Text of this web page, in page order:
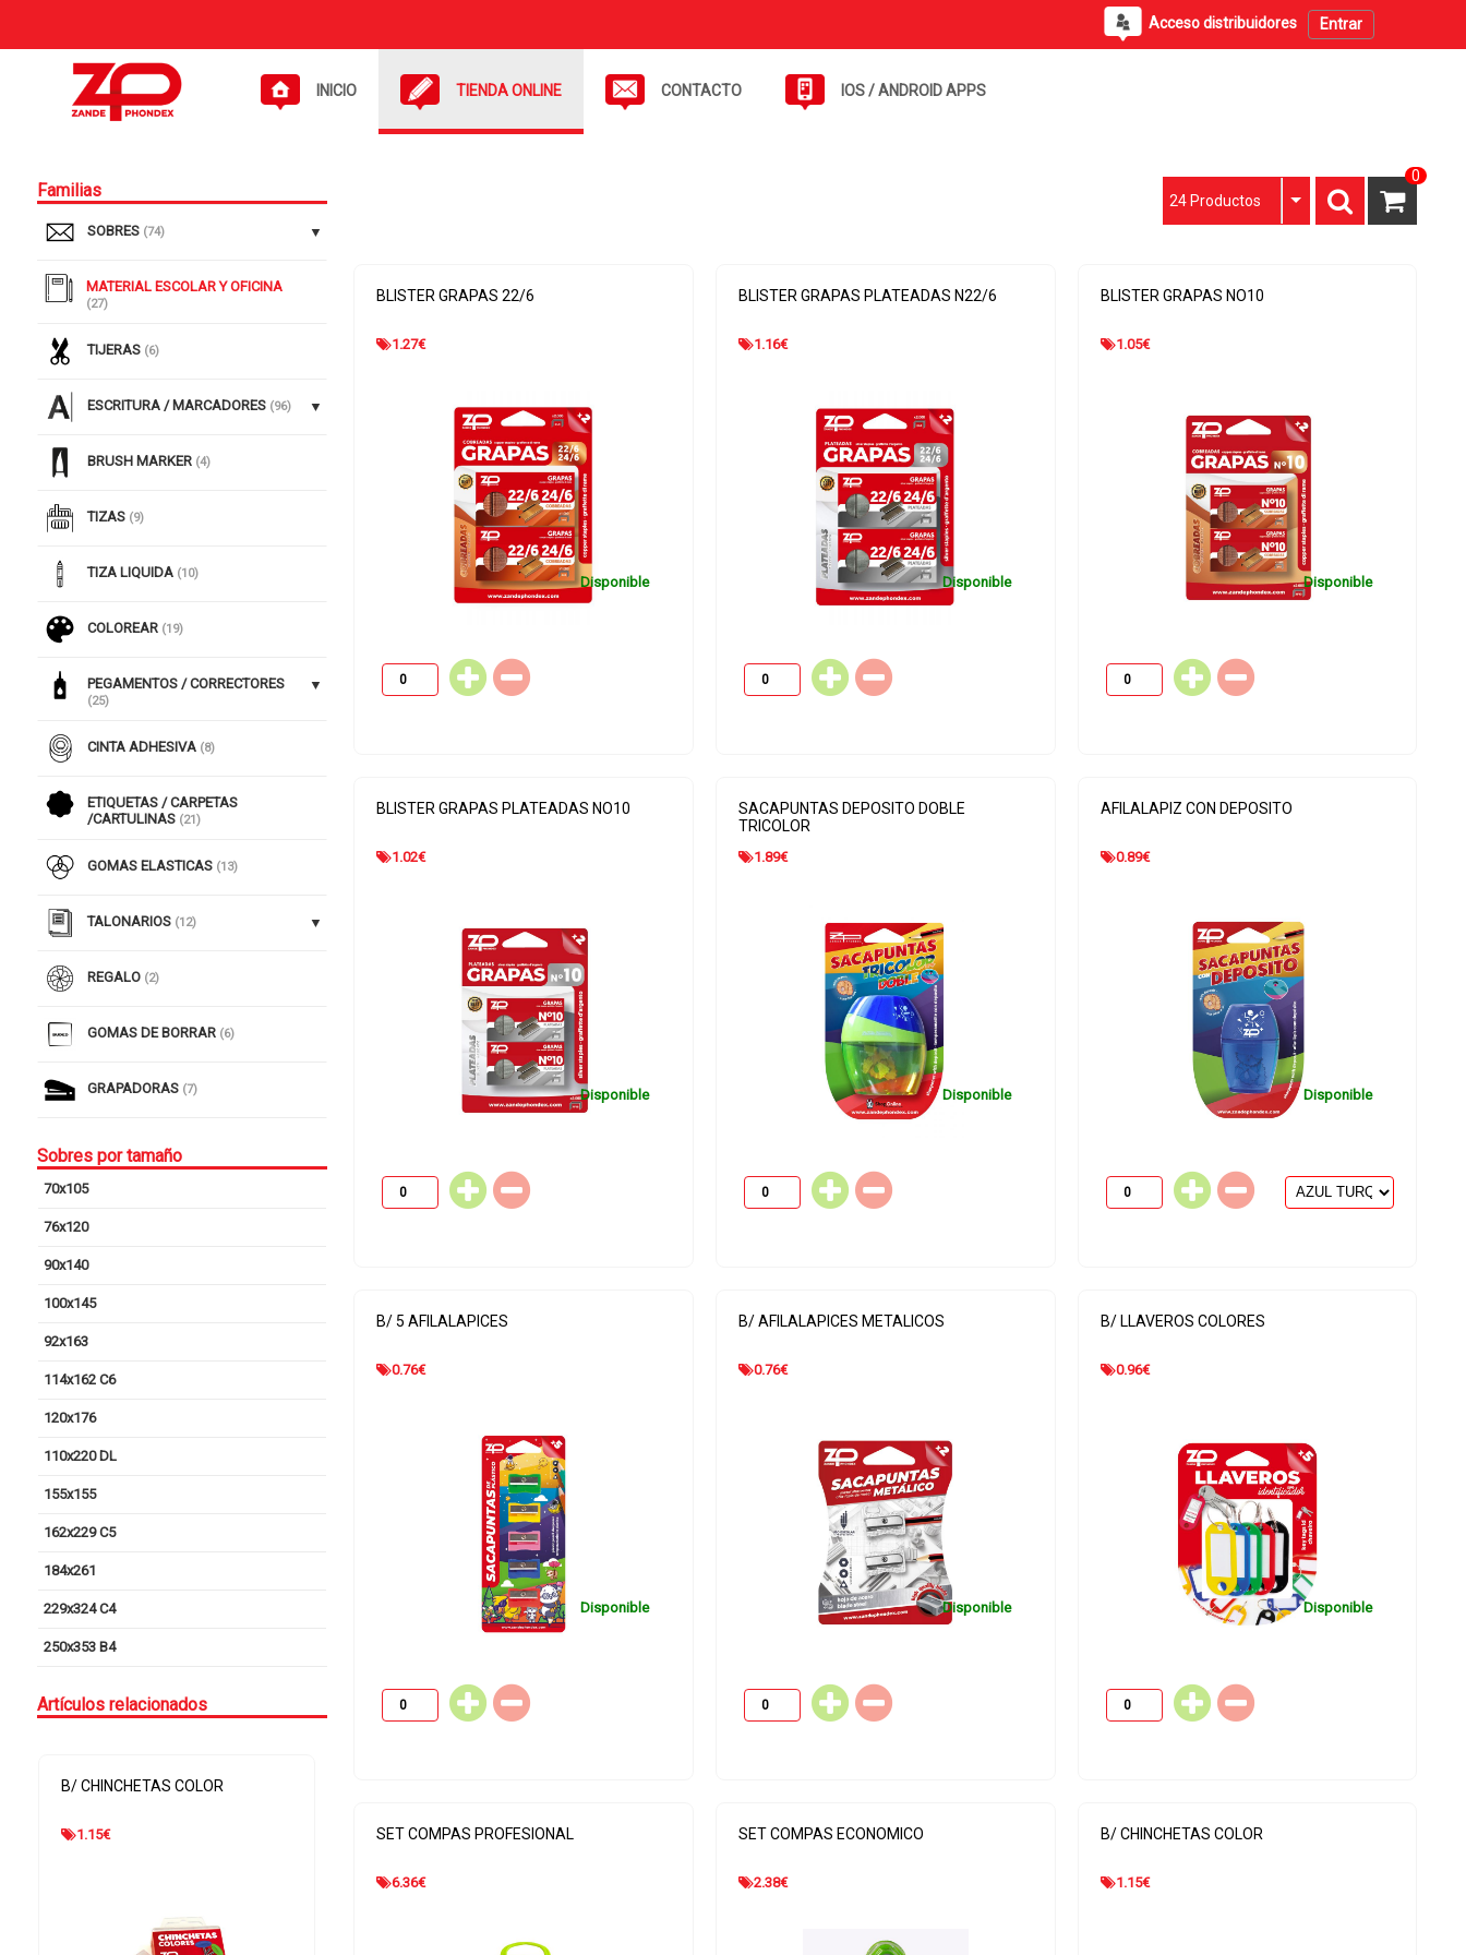
Acceso distribuidores Entrar
INICIO TIENDA ONLINE CONTACTO IOS / ANDROID APPS
Familias
SOBRES (74)
MATERIAL ESCOLAR Y OFICINA
(27)
TIJERAS (6)
ESCRITURA / MARCADORES (96)
BRUSH MARKER (4)
TIZAS (9)
TIZA LIQUIDA (10)
COLOREAR (19)
PEGAMENTOS / CORRECTORES
(25)
CINTA ADHESIVA (8)
ETIQUETAS / CARPETAS
/CARTULINAS (21)
GOMAS ELASTICAS (13)
TALONARIOS (12)
REGALO (2)
GOMAS DE BORRAR (6)
GRAPADORAS (7)
Sobres por tamaño
70x105
76x120
90x140
100x145
92x163
114x162 C6
120x176
110x220 DL
155x155
162x229 C5
184x261
229x324 C4
250x353 B4
Artículos relacionados
B/ 3 PINZAS ABATIBLE 41MM
1.29 1.53€
0
24 Productos
BLISTER GRAPAS 22/6
1.27€
Disponible
BLISTER GRAPAS PLATEADAS N22/6
1.16€
Disponible
BLISTER GRAPAS NO10
1.05€
Disponible
BLISTER GRAPAS PLATEADAS NO10
1.02€
Disponible
SACAPUNTAS DEPOSITO DOBLE
TRICOLOR
1.89€
Disponible
AFILALAPIZ CON DEPOSITO
0.89€
Disponible
B/ 5 AFILALAPICES
0.76€
Disponible
B/ AFILALAPICES METALICOS
0.76€
Disponible
B/ LLAVEROS COLORES
0.96€
Disponible
SET COMPAS PROFESIONAL
6.36€
SET COMPAS ECONOMICO
2.38€
B/ CHINCHETAS COLOR
1.15€